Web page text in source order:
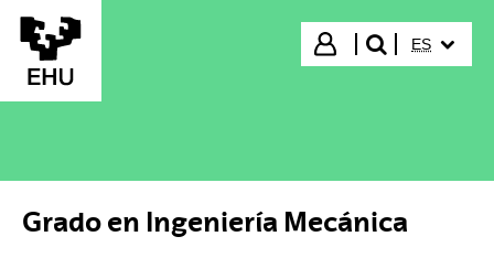
Saltar al contenido principal
Iniciar sesión
buscar"
ES
Grado en Ingeniería Mecánica